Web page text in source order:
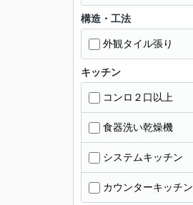
構造・工法
外観タイル張り
キッチン
コンロ２口以上
食器洗い乾燥機
システムキッチン
カウンターキッチン